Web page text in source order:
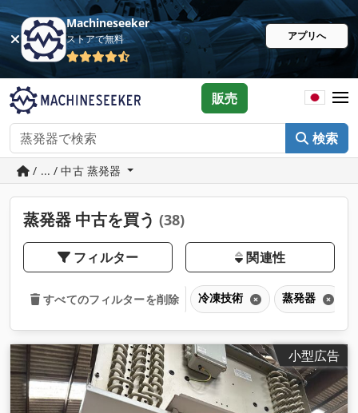
Machineseeker
ストアで無料 アプリへ
検索
販売
/ ... / 中古 蒸発器
蒸発器 中古を買う (38)
フィルター 関連性
すべてのフィルターを削除 冷凍技術 蒸発器
小型広告